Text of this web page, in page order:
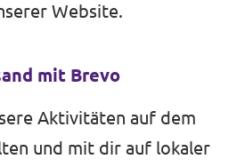
Website.
mit Brevo
Aktivitäten auf dem
und mit dir auf lokaler